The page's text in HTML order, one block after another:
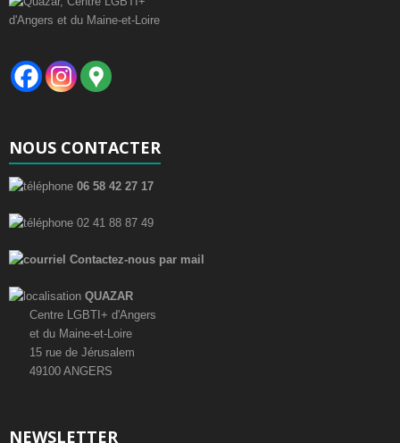
NOUS CONTACTER
06 58 42 27 17
02 41 88 87 49
Contactez-nous par mail
QUAZAR
Centre LGBTI+ d'Angers
et du Maine-et-Loire
15 rue de Jérusalem
49100 ANGERS
NEWSLETTER